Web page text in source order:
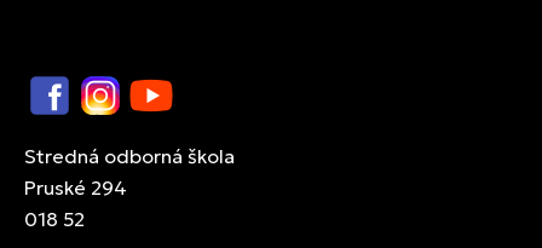
FacebookInstagram
YouTube
Stredná odborná škola
Pruské 294
018 52